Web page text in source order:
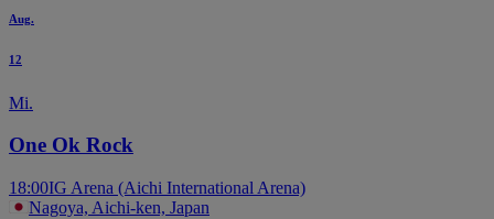
Aug.
12
Mi.
One Ok Rock
18:00IG Arena (Aichi International Arena)
Nagoya, Aichi-ken, Japan